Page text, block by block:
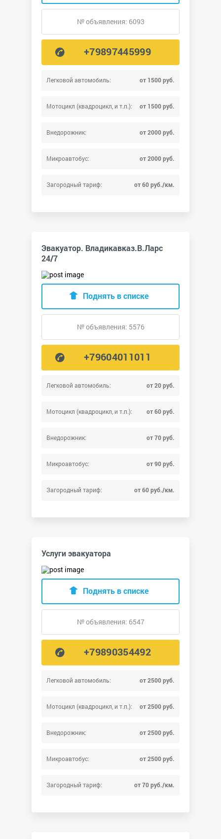
Легковой автомобиль: от 1500 руб.
Мотоцикл (квадроцикл, и т.п.): от 1500 руб.
Внедорожник: от 2000 руб.
Микроавтобус: от 2000 руб.
Загородный тариф: от 60 руб./км.
№ объявления: 6093
+79897445999
Эвакуатор. Владикавказ.В.Ларс
24/7
Легковой автомобиль: от 20 руб.
Мотоцикл (квадроцикл, и т.п.): от 60 руб.
Внедорожник: от 70 руб.
Микроавтобус: от 90 руб.
Загородный тариф: от 60 руб./км.
Поднять в списке
№ объявления: 5576
+79604011011
Услуги эвакуатора
Легковой автомобиль: от 2500 руб.
Мотоцикл (квадроцикл, и т.п.): от 2500 руб.
Внедорожник: от 2500 руб.
Микроавтобус: от 2500 руб.
Загородный тариф: от 70 руб./км.
Поднять в списке
№ объявления: 6547
+79890354492